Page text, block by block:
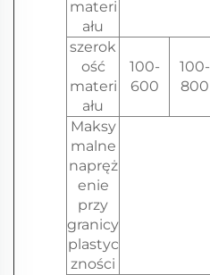
materi
ału
szerok
ość
materi
ału
100-
600
100-
800
Maksy
malne
napręż
enie
przy
granicy
plastyc
zności